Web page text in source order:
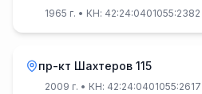
1965 г. • КН: 42:24:0401055:2382
пр-кт Шахтеров 115
2009 г. • КН: 42:24:0401055:2617